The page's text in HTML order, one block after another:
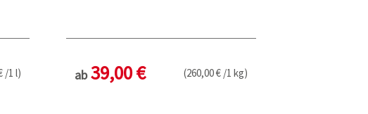
/1 l) ab 39,00 € (260,00 € /1 kg)